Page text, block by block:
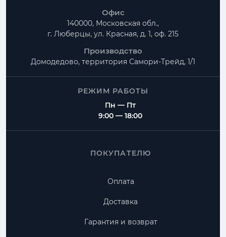
Офис
140000, Московская обл.,
г. Люберцы, ул. Красная, д. 1, оф. 215
Производство
Домодедово, территория Самори-Трейд, 1/1
РЕЖИМ РАБОТЫ
Пн — Пт
9:00 — 18:00
ПОКУПАТЕЛЮ
Оплата
Доставка
Гарантия и возврат